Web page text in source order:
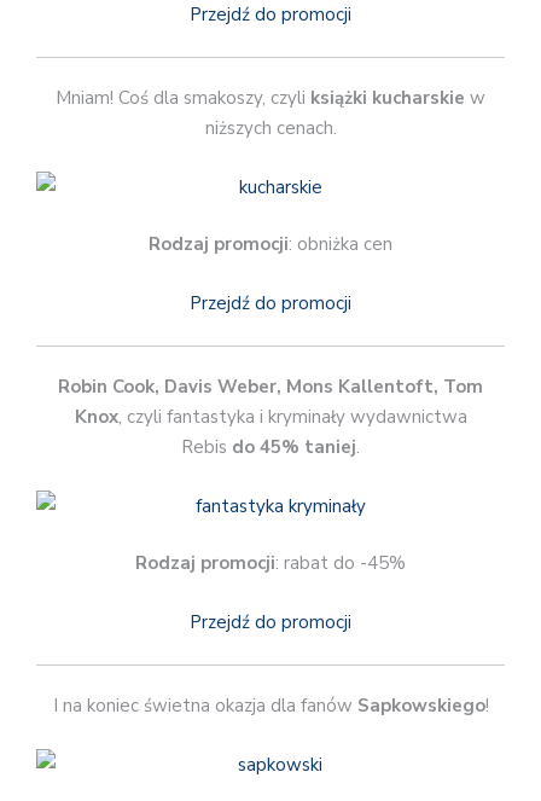
Przejdź do promocji
Mniam! Coś dla smakoszy, czyli książki kucharskie w
niższych cenach.
Rodzaj promocji: obniżka cen
Przejdź do promocji
Robin Cook, Davis Weber, Mons Kallentoft, Tom
Knox, czyli fantastyka i kryminały wydawnictwa
Rebis do 45% taniej.
Rodzaj promocji: rabat do -45%
Przejdź do promocji
I na koniec świetna okazja dla fanów Sapkowskiego!